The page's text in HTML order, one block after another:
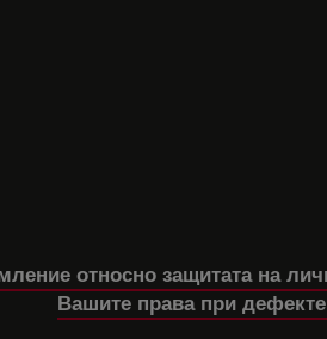
относно защитата на
Вашите права при